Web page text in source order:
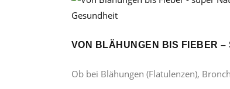
Gesundheit
VON BLÄHUNGEN BIS FIEBER –
Ob bei Blähungen (Flatulenzen),